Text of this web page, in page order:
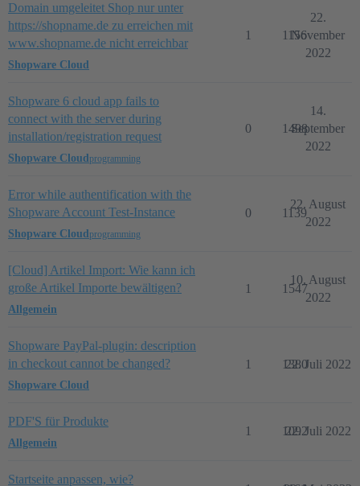
Domain umgeleitet Shop nur unter
https://shopname.de zu erreichen mit
www.shopname.de nicht erreichbar
Shopware Cloud
1 1156
22.
November
2022
Shopware 6 cloud app fails to
connect with the server during
installation/registration request
Shopware Cloud programming
0 1498
14.
September
2022
Error while authentification with the
Shopware Account Test-Instance
Shopware Cloud programming
0 1139
22. August
2022
[Cloud] Artikel Import: Wie kann ich
große Artikel Importe bewältigen?
Allgemein
1 1547
10. August
2022
Shopware PayPal-plugin: description
in checkout cannot be changed?
Shopware Cloud
1 1380
22. Juli 2022
PDF'S für Produkte
Allgemein
1 1092
22. Juli 2022
Startseite anpassen, wie?